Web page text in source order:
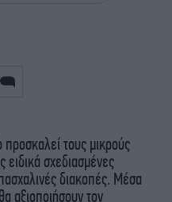
προσκαλεί τους μικρούς
ειδικά σχεδιασμένες
διακοπές. Μέσα
αξιοποιήσουν τον